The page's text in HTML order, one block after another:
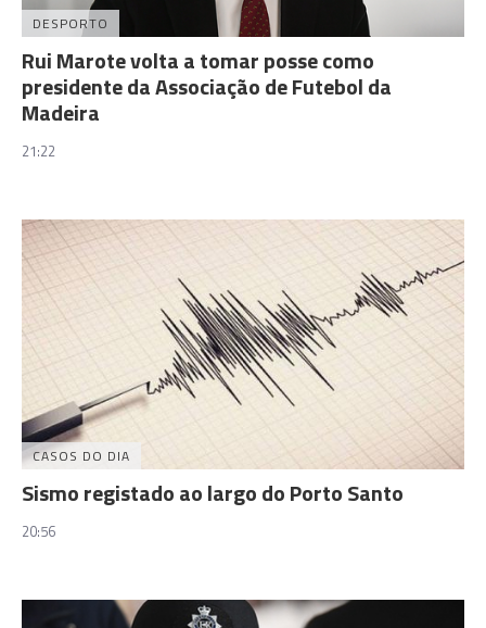
DESPORTO
Rui Marote volta a tomar posse como
presidente da Associação de Futebol da
Madeira
21:22
CASOS DO DIA
Sismo registado ao largo do Porto Santo
20:56